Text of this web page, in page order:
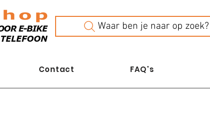
Waar ben je naar op zoek?
Contact FAQ's